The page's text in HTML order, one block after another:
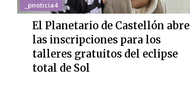
_pnoticia4
El Planetario de Castellón abre
las inscripciones para los
talleres gratuitos del eclipse
total de Sol